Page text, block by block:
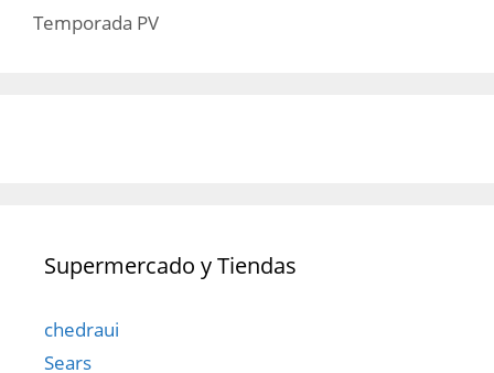
Temporada PV
Supermercado y Tiendas
chedraui
Sears